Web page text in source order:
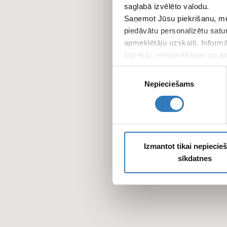
saglabā izvēlēto valodu.
Saņemot Jūsu piekrišanu,
piedāvātu personalizētu
apmeklētāju uzskaiti.
līdzekļu, reklamēšanas un
apkopo, kad lietojat viņu
Nepieciešams
Izmantot tikai
sīkdatnes